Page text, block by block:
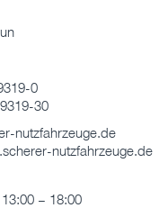
0
30
nutzfahrzeuge.de
nutzfahrzeuge.de
– 18:00